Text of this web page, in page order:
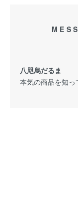
八咫烏だるま
本気の商品を知っ